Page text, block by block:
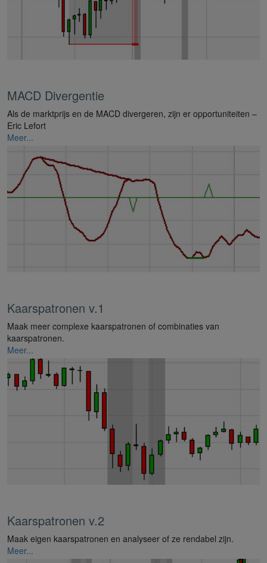
MACD Divergentie
Als de marktprijs en de MACD divergeren, zijn er opportuniteiten –
Eric Lefort
Meer...
Kaarspatronen v.1
Maak meer complexe kaarspatronen of combinaties van
kaarspatronen.
Meer...
Kaarspatronen v.2
Maak eigen kaarspatronen en analyseer of ze rendabel zijn.
Meer...